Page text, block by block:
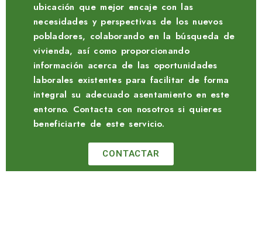
ubicación que mejor encaje con las
necesidades y perspectivas de los nuevos
pobladores, colaborando en la búsqueda de
vivienda, así como proporcionando
información acerca de las oportunidades
laborales existentes para facilitar de forma
integral su adecuado asentamiento en este
entorno. Contacta con nosotros si quieres
beneficiarte de este servicio.
CONTACTAR